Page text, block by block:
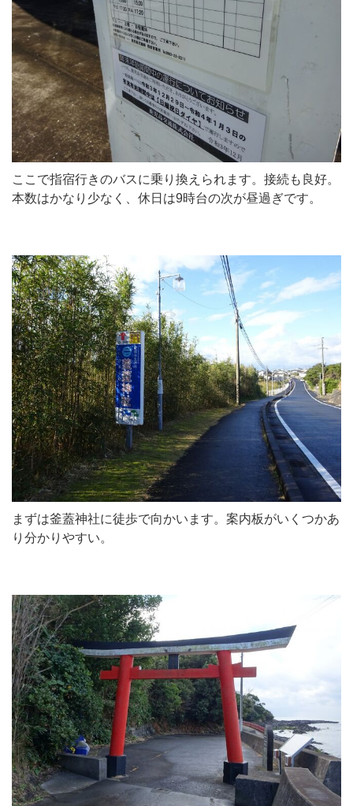
ここで指宿行きのバスに乗り換えられます。接続も良好。
本数はかなり少なく、休日は9時台の次が昼過ぎです。
まずは釜蓋神社に徒歩で向かいます。案内板がいくつかあ
り分かりやすい。